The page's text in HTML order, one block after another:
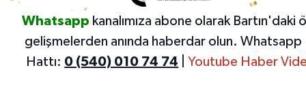
Whatsapp kanalımıza abone olarak Bartın'daki
gelişmelerden anında haberdar olun. Whatsapp
Hattı: 0 (540) 010 74 74 Youtube Haber